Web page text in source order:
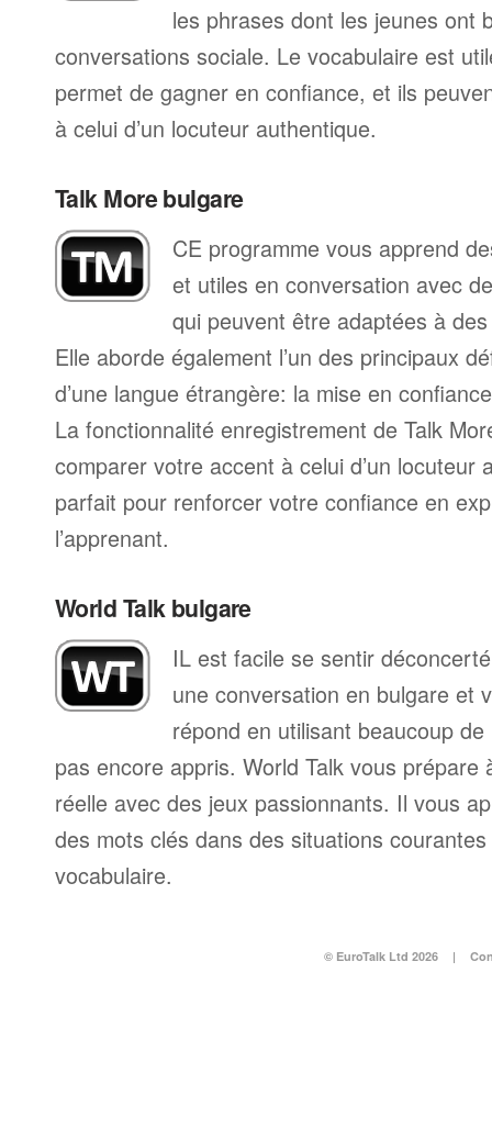
les phrases dont les jeunes ont
conversations sociale. Le vocabulaire est
permet de gagner en confiance, et ils
à celui d’un locuteur authentique.
Talk More bulgare
CE programme vous apprend
et utiles en conversation avec
qui peuvent être adaptées à
Elle aborde également l’un des principaux
d’une langue étrangère: la mise en
La fonctionnalité enregistrement de Talk
comparer votre accent à celui d’un locuteur
parfait pour renforcer votre confiance en
l’apprenant.
World Talk bulgare
IL est facile se sentir
une conversation en bulgare et
répond en utilisant beaucoup de
pas encore appris. World Talk vous prépare
réelle avec des jeux passionnants. Il vous
des mots clés dans des situations
vocabulaire.
© EuroTalk Ltd 2026 |